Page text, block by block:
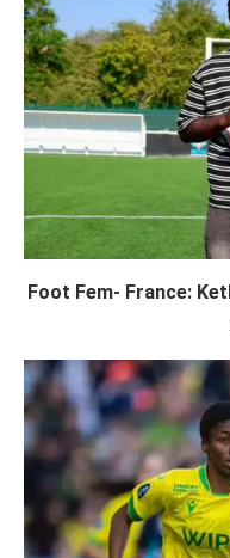
Foot Fem- France: